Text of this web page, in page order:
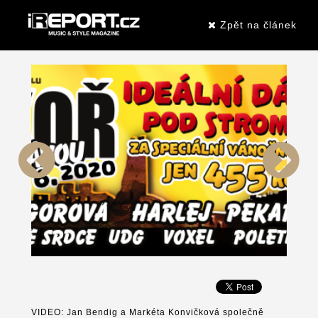
Zpět na článek
VIDEO: Jan Bendig a Markéta Konvičková společně